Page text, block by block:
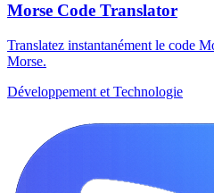
Morse Code Translator
Translatez instantanément le code
Morse.
Développement et Technologie